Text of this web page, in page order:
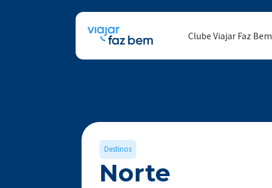
Clube Viajar Faz Bem
Destinos
Norte